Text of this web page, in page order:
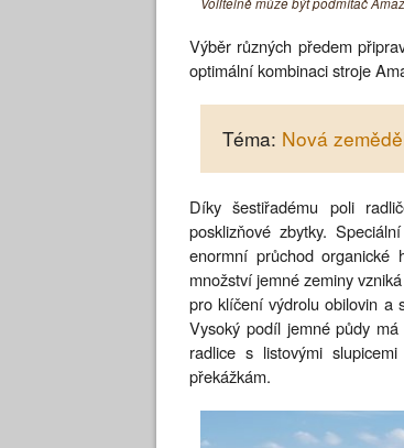
Volitelně může být podmítač
Výběr různých předem
optimální kombinaci stroje
Téma: Nová
Díky šestiřadému poli
posklizňové zbytky.
enormní průchod
množství jemné zeminy
pro klíčení výdrolu obilovin a
Vysoký podíl jemné půdy
radlice s listovými
překážkám.